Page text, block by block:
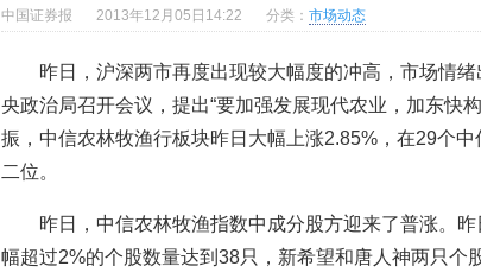
中国证券报 2013年12月05日14:22 分类： 市场动态
昨日，沪深两市再度出现较大幅度的冲高，市场情
央政治局召开会议，提出“要加强发展现代农业，加东快
振，中信农林牧渔行板块昨日大幅上涨2.85%，在29个
二位。
昨日，中信农林牧渔指数中成分股方迎来了普涨。
幅超过2%的个股数量达到38只，新希望和唐人神两只个